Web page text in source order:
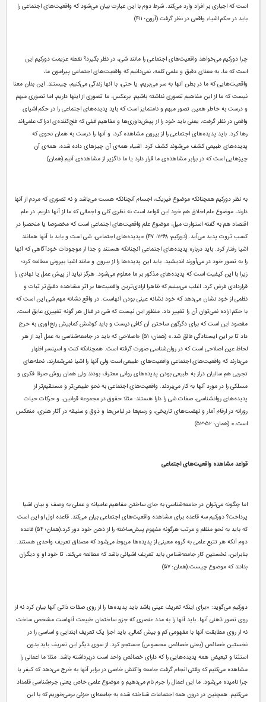
است که اجباری بر افراد وارد می‌کند. شرط دوم با این عبارت بیان می‌شود که واقعیت‌های اجتماعی را
باید در حکم اشیاء واقعی در نظر گرفت.(آرون؛ ۴۱۱)
چرا دورکیم می‌خواهد واقعیت‌های اجتماعی را مانند شیء در نظر بگیرد؟ نقطه عزیمت دورکیم این
است که ما، به معنای دقیق و علمی کلمه، نمی‌دانیم که واقعیت‌های اجتماعی پیرامون ما،
واقعیت‌هایی که ما در بطن آنها به سر می‌بریم، یا حتی، با آنها زندگی می‌کنیم، چیستند. این بدان معنا
نیست که ما از این مفاهیم تصوری نداشته باشیم. برعکس، ما تصوری از اینها داریم، اما تصوری مبهم
و درست به خاطر همین تصور مبهم و نامتمایز است که باید پدیده‌های اجتماعی را در حکم اشیای
واقعی در نظر گرفت، یعنی باید خود را از پیش‌داوری‌ها و مفاهیم قبلی که فلج‌کننده‌ی ادراک علمی‌اند
رها کرد. باید پدیده‌های اجتماعی را از بیرون مشاهده کرد، و آنها را درست به همان نحوی که
پدیده‌های طبیعی کشف می‌شوند کشف کرد. اشیاء همه‌ی آن چیزهای داده شده، همه‌ی آن
چیزهایی است که در برابر مشاهده‌ی ما قرار دارد یا ما ناگزیر از مشاهده‌ی آنیم.(همان)
به نظر دورکیم همچنانکه موضوع فیزیک، اجسام آنچنانکه هست می‌باشد و نه تصوری که مردم از آنها
دارند، موضوع علم اخلاق هم خود این قواعد است نه نظری کلی و اجمالی که ما از آنها داریم. در علم
اقتصاد هم به گفته استوارت میل، موضوع علم واقعیت‌های اجتماعی است که مخصوصا یا منحصرا در
کسب ثروت پدید می‌آید. (دورکیم؛ ۱۳۶۸: ۴۷) «پدیده‌های اجتماعی، شی است و باید با آنها همانند
اشیا رفتار کرد. باید درباره پدیده‌های اجتماعی آنچنانکه هستند و جدا از موجودات خودآگاهی که آنها
را به تصور خود در می‌آورند اندیشید. باید این پدیده‌ها را از بیرون و مانند اشیا بیرونی مطالعه کرد؛
زیرا با این کیفیت است که پدیده‌های مذکور بر ما معلوم می‌شود. هرگز نباید از پیش عمل یا نهادی را
قراردادی فرض کرد. اغلب می‌بینیم که ظاهرا ارادی‌ترین واقعیت‌ها بر اثر مشاهده دقیق‌تر ثبات و
نظمی از خود نشان می‌دهد که خود نشانه عینی بودن آنهاست. در واقع نشانه مهم شی این است که
با حکم اراده نمی‌توان آن را تغییر داد. منظور این نیست که شی در قبال هر گونه تغییری عایق است،
مقصود این است که برای دگرگون ساختن آن کافی نیست و باید کوشش کمابیش رنج‌آوری به خرج
داد تا بر این ایستادگی فائق شد.» (همان؛ ۵۱) «اصلاحی که باید در جامعه‌شناسی به عمل آید از هر
لحاظ عین اصلاحی است که در روان‌شناسی صورت گرفته است. همچنانکه کنت و اسپنسر اظهار
می‌دارند که واقعیت‌های اجتماعی واقعیت‌های طبیعی است ولی آنها را اشیا نمی‌شمارند، نحله‌های
تجربی هم سالیان دراز به طبیعی بودن پدیده‌های روانی معترف بودند ولی همان روش صرفا فکری و
مسلکی را در مورد آنها به کار می‌بردند. واقعیت‌های اجتماعی به نحو طبیعی‌تر و مستقیم‌تر از
پدیده‌های روانشناسی، صفات شی را دارا هستند: مثلا حقوق در مجموعه قوانین، و حرکات حیات
روزانه در ارقام آمار و نهضت‌های تاریخی، و رسم‌ها در لباس‌ها و ذوق و سلیقه در آثار هنری، منعکس
است.» (همان؛ ۵۲-۵۳)
قواعد مشاهده واقعیت‌های اجتماعی
اما چگونه می‌توان در جامعه‌شناسی به جای ساختن مفاهیم عامیانه و عملی به وصف و بیان اشیا
پرداخت؟ دورکیم سه قاعده برای مشاهده واقعیت‌های اجتماعی بیان می‌کند. قاعده اول او این است
که باید به نحو منظم و مرتب هرگونه مفهوم پیش‌ساخته را از ذهن خود دور کرد.(همان؛ ۵۴) قاعده
دوم آنکه هر تتبع علمی به گروه معینی از پدیده‌ها مربوط می‌شود که مصداق تعریف واحدی هستند.
بنابراین، نخستین کار جامعه‌شناس باید تعریف اشیائی باشد که مطالعه می‌کند، تا خود او و دیگران
بدانند که موضوع چیست.(همان؛ ۵۷)
دورکیم می‌گوید: «برای اینکه تعریف عینی باشد باید پدیده‌ها را از روی صفات ذاتی آنها بیان کرد نه از
روی تصور ذهنی آنها. باید آنها را به مدد عنصری که جزو ساختمان طبیعت آنهاست مشخص ساخت
نه از روی مطابقت آنها با مفهومی کم و بیش کمالی. باید اجزا یک تعریف ابتدایی و اساسی را در
نخستین خصائص (یعنی خصائص محسوس) جستجو کرد. از سوی دیگر این تعریف باید بدون
استثنا و تبعیض همه پدیده‌هایی را که دارای خصائص واحد است دربرداشته باشد. مثلا ما اعمالی را
مشاهده می‌کنیم که وقتی انجام گرفت جامعه واکنش خاصی در برابر آنها به خرج می‌دهد که کیفر یا
جزا نامیده می‌شود. ما این اعمال را جرم نام می‌دهیم و موضوع علمی خاص یعنی جرم‌شناسی قلمداد
می‌کنیم. همچنین در درون همه اجتماعات شناخته شده به جامعه‌ای جزئی بر‌می‌خوریم که با این